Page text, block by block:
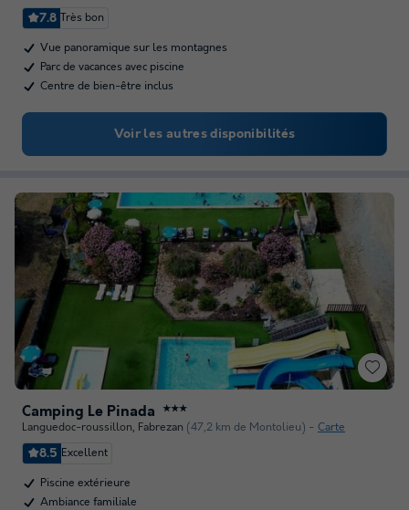
7.8 Très bon
Vue panoramique sur les montagnes
Parc de vacances avec piscine
Centre de bien-être inclus
Voir les autres disponibilités
Camping Le Pinada ★★★
Languedoc-roussillon, Fabrezan (47,2 km de Montolieu) Carte
8.5 Excellent
Piscine extérieure
Ambiance familiale